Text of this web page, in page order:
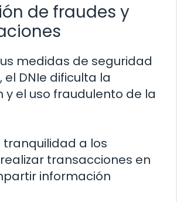
de fraudes y
medidas de seguridad
DNIe dificulta la
y el uso fraudulento de la
tranquilidad a los
transacciones en
información